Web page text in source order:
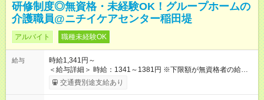
研修制度◎無資格・未経験OK！グループホームの
介護職員@ニチイケアセンター稲田堤
アルバイト 職種未経験OK
給与
時給1,341円～
＜給与詳細＞ 時給：1341～1381円 ※下限額が無資格者の給与
です。 【試用期間】試用期間あり 試用期間の長さ：3ヶ月 雇用
形態、給与は本採用時と同じです。
交通費別途支給あり